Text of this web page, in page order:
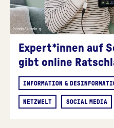
Expert*innen auf
gibt online
INFORMATION &
NETZWELT SOCIAL MEDIA